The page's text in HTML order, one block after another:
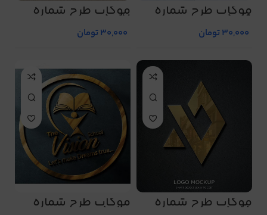
موکاپ طرح شماره
5016
30,000تومان
موکاپ طرح شماره
5017
30,000تومان
موکاپ طرح شماره موکاپ طرح شماره